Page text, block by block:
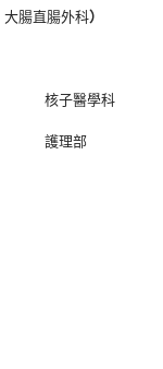
大腸直腸外科）
核子醫學科
護理部